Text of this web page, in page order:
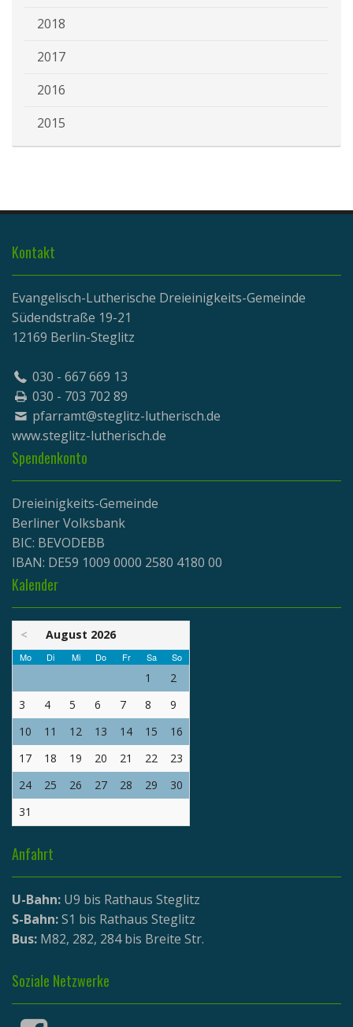
2018
2017
2016
2015
Kontakt
Evangelisch-Lutherische Dreieinigkeits-Gemeinde
Südendstraße 19-21
12169 Berlin-Steglitz
030 - 667 669 13
030 - 703 702 89
pfarramt@steglitz-lutherisch.de
www.steglitz-lutherisch.de
Spendenkonto
Dreieinigkeits-Gemeinde
Berliner Volksbank
BIC: BEVODEBB
IBAN: DE59 1009 0000 2580 4180 00
Kalender
< August 2026
Mo Di Mi Do Fr Sa So
1
2
3
4 5 6 7 8
9
10
11 12 13 14 15
16
17
18 19 20 21 22
23
24
25 26 27 28 29
30
31
Anfahrt
U-Bahn: U9 bis Rathaus Steglitz
S-Bahn:S1 bis Rathaus Steglitz
Bus: M82, 282, 284 bis Breite Str.
Soziale Netzwerke